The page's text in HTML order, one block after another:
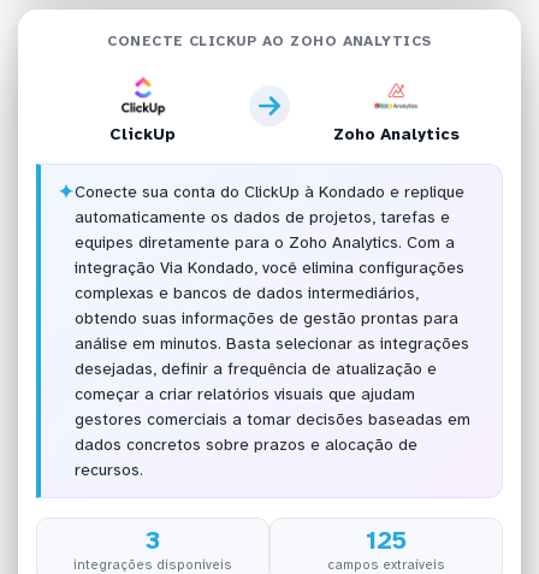
CONECTE CLICKUP AO ZOHO ANALYTICS
ClickUp Zoho Analytics
✦Conecte sua conta do ClickUp à Kondado e replique
automaticamente os dados de projetos, tarefas e
equipes diretamente para o Zoho Analytics. Com a
integração Via Kondado, você elimina configurações
complexas e bancos de dados intermediários,
obtendo suas informações de gestão prontas para
análise em minutos. Basta selecionar as integrações
desejadas, definir a frequência de atualização e
começar a criar relatórios visuais que ajudam
gestores comerciais a tomar decisões baseadas em
dados concretos sobre prazos e alocação de
recursos.
3
integrações disponíveis
125
campos extraíveis